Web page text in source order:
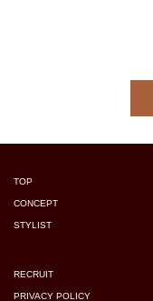
TOP
CONCEPT
STYLIST
RECRUIT
PRIVACY POLICY